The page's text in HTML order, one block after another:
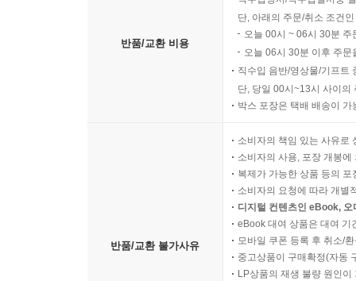
반품/교환 비용
단, 아래의 주문/취소 조건
오늘 00시 ~ 06시 30분
오늘 06시 30분 이후 주
직수입 음반/영상물/기프트
단, 당일 00시~13시 사이의
박스 포장은 택배 배송이
반품/교환 불가사유
소비자의 책임 있는 사유로
소비자의 사용, 포장 개봉
복제가 가능한 상품 등의
소비자의 요청에 따라 개별
디지털 컨텐츠인 eBook,
eBook 대여 상품은 대여 기
모바일 쿠폰 등록 후 취소/
중고상품이 구매확정(자동
LP상품의 재생 불량 원인